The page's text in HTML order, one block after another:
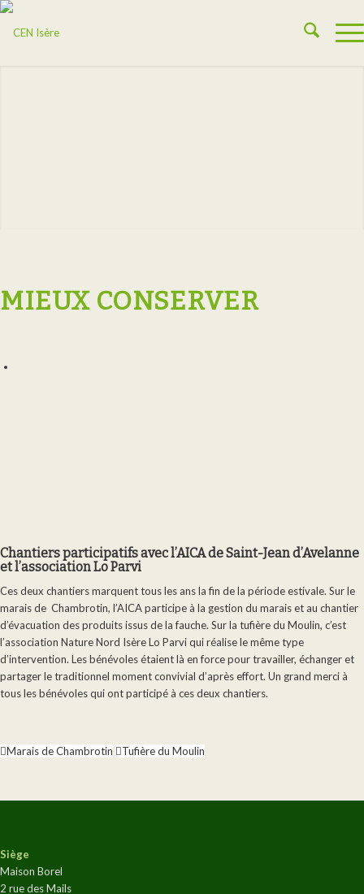
MIEUX CONSERVER
Chantiers participatifs avec l’AICA de Saint-Jean d’Avelanne
et l’association Lo Parvi
Ces deux chantiers marquent tous les ans la fin de la période estivale. Sur le
marais de Chambrotin, l’AICA participe à la gestion du marais et au chantier
d’évacuation des produits issus de la fauche. Sur la tufière du Moulin, c’est
l’association Nature Nord Isère Lo Parvi qui réalise le même type
d’intervention. Les bénévoles étaient là en force pour travailler, échanger et
partager le traditionnel moment convivial d’après effort. Un grand merci à
tous les bénévoles qui ont participé à ces deux chantiers.
Marais de Chambrotin Tufière du Moulin
Siège
Maison Borel
2 rue des Mails